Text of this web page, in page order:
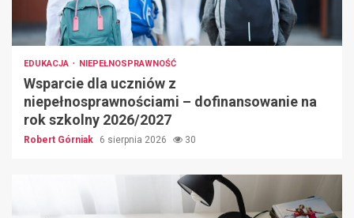
EDUKACJA NIEPEŁNOSPRAWNOŚĆ
Wsparcie dla uczniów z
niepełnosprawnościami – dofinansowanie na
rok szkolny 2026/2027
Robert Górniak 6 sierpnia 2026 30